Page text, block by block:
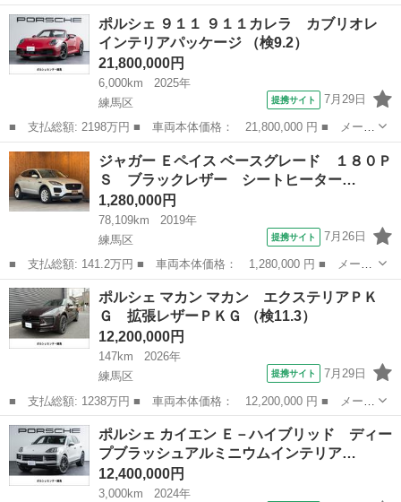
ー名： ポルシェ ■ 車種名： ９１１ ■ グレード名： ９１１Ｇ
Ｔ３ ブラックレザーＲａｃｅ－Ｔｅｘインテリア ■ 排気量：
4000...
東京 練馬区
ポルシェ ９１１ ９１１カレラ カブリオレ
インテリアパッケージ （検9.2）
21,800,000円
6,000km
2025年
練馬区
提携サイト 7月29日
■ 支払総額: 2198万円 ■ 車両本体価格： 21,800,000 円 ■ メーカ
ー名： ポルシェ ■ 車種名： ９１１ ■ グレード名： ９１１カ
レラ カブリオレ インテリアパッケージ ■ 排気量： 3000cc ■...
東京 練馬区 その他
ジャガー Ｅペイス ベースグレード １８０Ｐ
Ｓ ブラックレザー シートヒーター…
1,280,000円
78,109km
2019年
練馬区
提携サイト 7月26日
■ 支払総額: 141.2万円 ■ 車両本体価格： 1,280,000 円 ■ メーカ
ー名： ジャガー ■ 車種名： Ｅペイス ■ グレード名： ベース
グレード １８０ＰＳ ブラックレザー シートヒーター ナビ Ｔ
Ｖ 全周...
東京 練馬区
ポルシェ マカン マカン エクステリアＰＫ
Ｇ 拡張レザーＰＫＧ （検11.3）
12,200,000円
147km
2026年
練馬区
提携サイト 7月29日
■ 支払総額: 1238万円 ■ 車両本体価格： 12,200,000 円 ■ メーカ
ー名： ポルシェ ■ 車種名： マカン ■ グレード名： マカン
エクステリアＰＫＧ 拡張レザーＰＫＧ ■ 排気量： 2000cc ■ ...
東京 練馬区
ポルシェ カイエン Ｅ－ハイブリッド ディー
プブラッシュアルミニウムインテリア…
12,400,000円
3,000km
2024年